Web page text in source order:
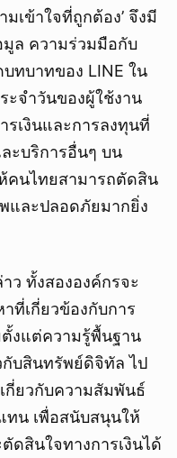
มเข้าใจที่ถูกต้อง’ จึงมี
ล ความร่วมมือกับ
ทบาทของ LINE ใน
จำวันของผู้ใช้งาน
เงินและการลงทุนที่
ะบริการอื่นๆ บน
คนไทยสามารถตัดสิน
และปลอดภัยมากยิ่ง
ว ทั้งสององค์กรจะ
ที่เกี่ยวข้องกับการ
งแต่ความรู้พื้นฐาน
กับสินทรัพย์ดิจิทัล ไป
กี่ยวกับความสัมพันธ์
ทน เพื่อสนับสนุนให้
ดสินใจทางการเงินได้